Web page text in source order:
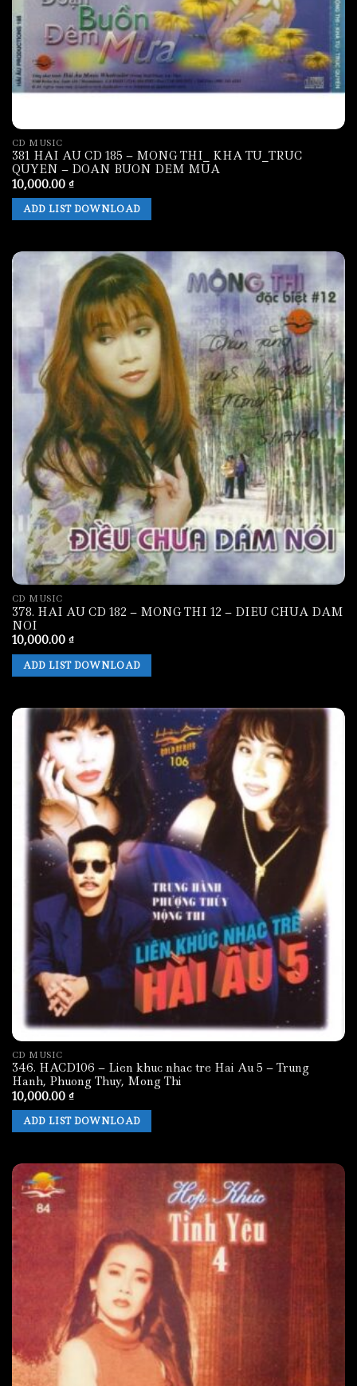
CD MUSIC
381 HAI AU CD 185 – MONG THI_ KHA TU_TRUC
QUYEN – DOAN BUON DEM MUA
10,000.00 ₫
ADD LIST DOWNLOAD
CD MUSIC
378. HAI AU CD 182 – MONG THI 12 – DIEU CHUA DAM
NOI
10,000.00 ₫
ADD LIST DOWNLOAD
CD MUSIC
346. HACD106 – Lien khuc nhac tre Hai Au 5 – Trung
Hanh, Phuong Thuy, Mong Thi
10,000.00 ₫
ADD LIST DOWNLOAD